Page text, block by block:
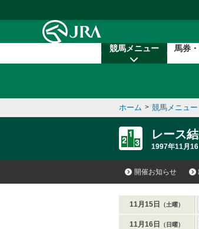
競馬メニュー 馬券
ホーム > 競馬メニュー
レース
1997年11月
開催お知らせ
11月15日 （土曜）
11月16日 （日曜）